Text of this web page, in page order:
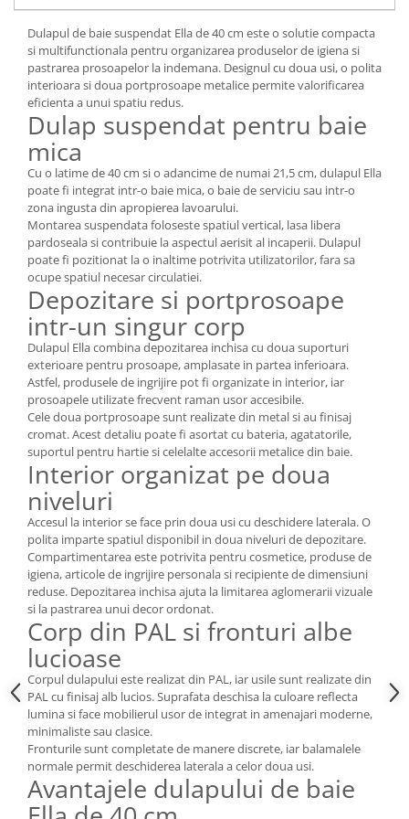
Scaune gradinita
Set mese si scaune gradinita
Mobilier copii
Mobila camera copii
Scaune birou pentru copii
Saltele patuturi copii
Paturi copii
Masa si scaune gradinita
Seturi comode living si dormitor
Dulapul de baie suspendat Ella de 40 cm este o solutie compacta
si multifunctionala pentru organizarea produselor de igiena si
pastrarea prosoapelor la indemana. Designul cu doua usi, o polita
interioara si doua portprosoape metalice permite valorificarea
eficienta a unui spatiu redus.
Dulap suspendat pentru baie
mica
Cu o latime de 40 cm si o adancime de numai 21,5 cm, dulapul Ella
poate fi integrat intr-o baie mica, o baie de serviciu sau intr-o
zona ingusta din apropierea lavoarului.
Montarea suspendata foloseste spatiul vertical, lasa libera
pardoseala si contribuie la aspectul aerisit al incaperii. Dulapul
poate fi pozitionat la o inaltime potrivita utilizatorilor, fara sa
ocupe spatiul necesar circulatiei.
Depozitare si portprosoape
intr-un singur corp
Dulapul Ella combina depozitarea inchisa cu doua suporturi
exterioare pentru prosoape, amplasate in partea inferioara.
Astfel, produsele de ingrijire pot fi organizate in interior, iar
prosoapele utilizate frecvent raman usor accesibile.
Cele doua portprosoape sunt realizate din metal si au finisaj
cromat. Acest detaliu poate fi asortat cu bateria, agatatorile,
suportul pentru hartie si celelalte accesorii metalice din baie.
Interior organizat pe doua
niveluri
Accesul la interior se face prin doua usi cu deschidere laterala. O
polita imparte spatiul disponibil in doua niveluri de depozitare.
Compartimentarea este potrivita pentru cosmetice, produse de
igiena, articole de ingrijire personala si recipiente de dimensiuni
reduse. Depozitarea inchisa ajuta la limitarea aglomerarii vizuale
si la pastrarea unui decor ordonat.
Corp din PAL si fronturi albe
lucioase
Corpul dulapului este realizat din PAL, iar usile sunt realizate din
PAL cu finisaj alb lucios. Suprafata deschisa la culoare reflecta
lumina si face mobilierul usor de integrat in amenajari moderne,
minimaliste sau clasice.
Fronturile sunt completate de manere discrete, iar balamalele
normale permit deschiderea laterala a celor doua usi.
Avantajele dulapului de baie